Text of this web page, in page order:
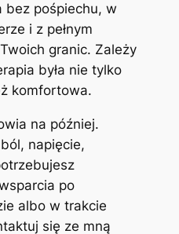
bez pośpiechu, w
i z pełnym
granic. Zależy
była nie tylko
komfortowa.
na później.
napięcie,
po
albo w trakcie
się ze mną